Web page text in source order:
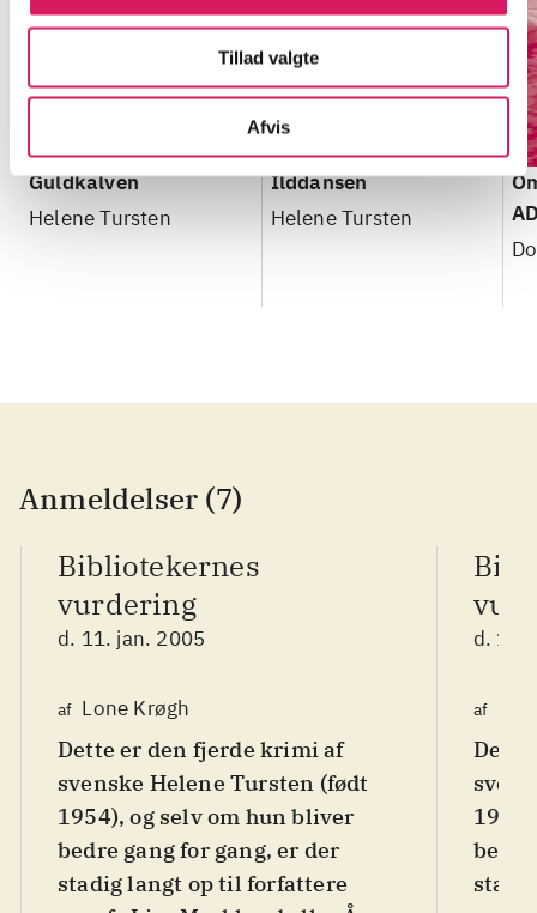
Tillad valgte
Afvis
Guldkalven
Helene Tursten
Ilddansen
Helene Tursten
Anmeldelser (7)
Bibliotekernes
vurdering
d. 11. jan. 2005
af Lone Krøgh
Dette er den fjerde krimi af
svenske Helene Tursten (født
1954), og selv om hun bliver
bedre gang for gang, er der
stadig langt op til forfattere
d. 11.
af